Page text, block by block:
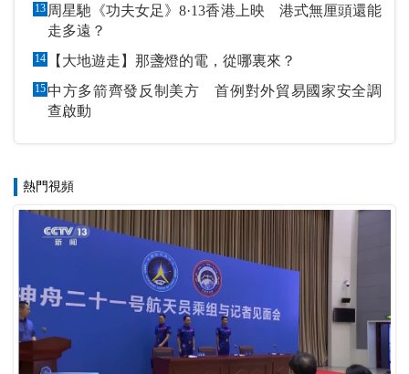
13 周星馳《功夫女足》8·13香港上映 港式無厘頭還能
走多遠？
14 【大地遊走】那盞燈的電，從哪裏來？
15 中方多箭齊發反制美方 首例對外貿易國家安全調
查啟動
熱門視頻